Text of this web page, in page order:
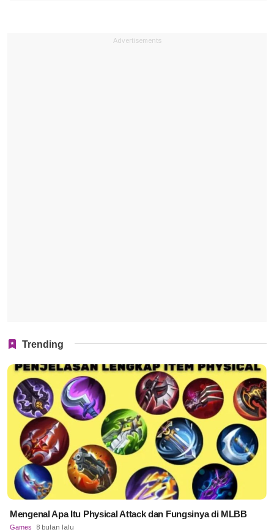
Advertisements
Trending
Mengenal Apa Itu Physical Attack dan Fungsinya di MLBB
Games 8 bulan lalu